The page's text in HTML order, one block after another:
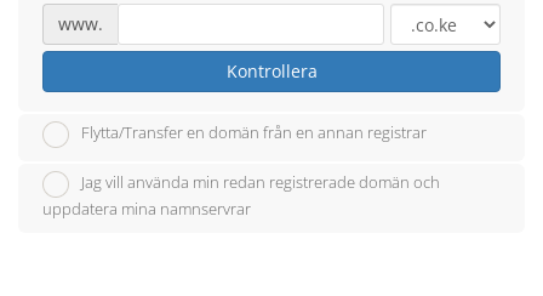
www.
Kontrollera
Flytta/Transfer en domän från en annan registrar
Jag vill använda min redan registrerade domän och
uppdatera mina namnservrar